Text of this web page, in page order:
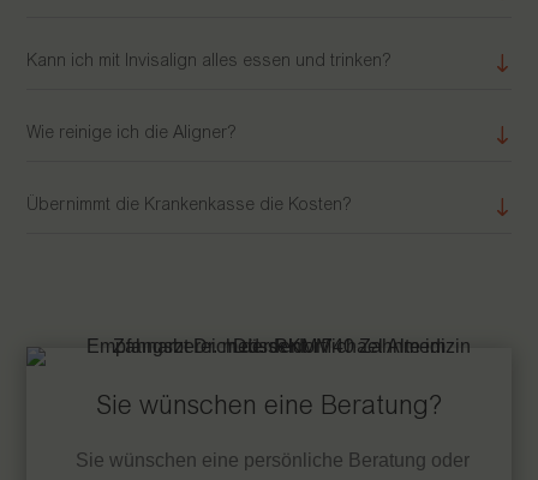
Kann ich mit Invisalign alles essen und trinken?
Wie reinige ich die Aligner?
Übernimmt die Krankenkasse die Kosten?
Sie wünschen eine Beratung?
Sie wünschen eine persönliche Beratung oder